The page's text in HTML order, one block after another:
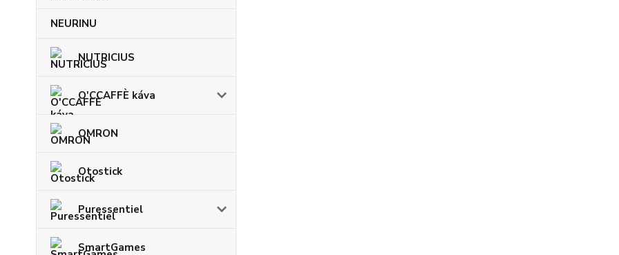
NEURINU
NUTRICIUS
O'CCAFFÈ káva
OMRON
Otostick
Puressentiel
SmartGames